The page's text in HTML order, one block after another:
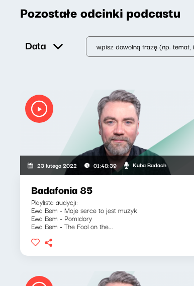
Pozostałe odcinki podcastu
Data
23 lutego 2022 01:48:39 Kuba Badach
Badafonia 85
Playlista audycji:
Ewa Bem - Moje serce to jest muzyk
Ewa Bem - Pomidory
Ewa Bem - The Fool on the...